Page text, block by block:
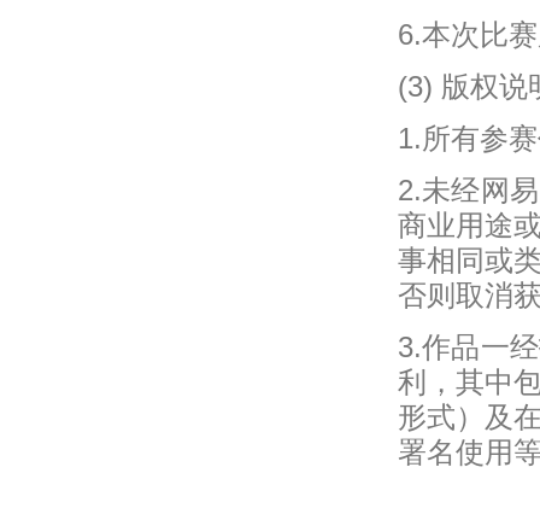
6.本次比
(3) 版权说
1.所有参
2.未经网
商业用途
事相同或
否则取消
3.作品一
利，其中
形式）及
署名使用